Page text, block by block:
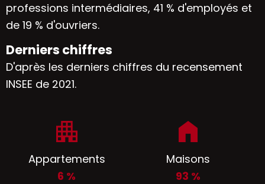
professions intermédiaires, 41 % d'employés et
de 19 % d'ouvriers.
Derniers chiffres
D'après les derniers chiffres du recensement
INSEE de 2021.
Appartements
6 %
Maisons
93 %